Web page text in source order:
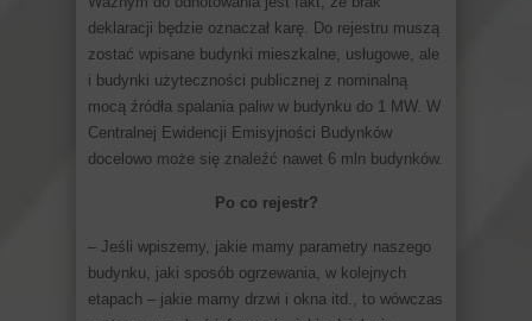
deklaracji będzie oznaczał karę. Do rejestru muszą
zostać wpisane budynki mieszkalne, usługowe, ale
i budynki użyteczności publicznej z nominalną
mocą źródła spalania paliw w budynku do 1 MW. W
Centralnej Ewidencji Emisyjności Budynków
docelowo może się znaleźć nawet 6 mln budynków.
Po co rejestr?
– Jeśli wpiszemy, jakie mamy parametry naszego
budynku, jaki sposób ogrzewania, w kolejnych
etapach – jakie mamy drzwi i okna itd., to wówczas